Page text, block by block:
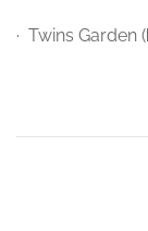
· Twins Garden (